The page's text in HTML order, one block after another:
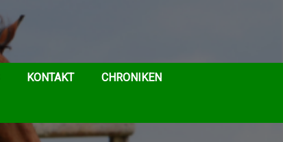
KONTAKT CHRONIKEN